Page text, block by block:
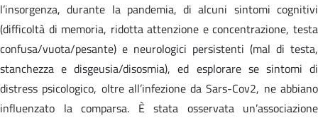
l’insorgenza, durante la pandemia, di alcuni sintomi cognitivi
(difficoltà di memoria, ridotta attenzione e concentrazione, testa
confusa/vuota/pesante) e neurologici persistenti (mal di testa,
stanchezza e disgeusia/disosmia), ed esplorare se sintomi di
distress psicologico, oltre all’infezione da Sars-Cov2, ne abbiano
influenzato la comparsa. È stata osservata un’associazione